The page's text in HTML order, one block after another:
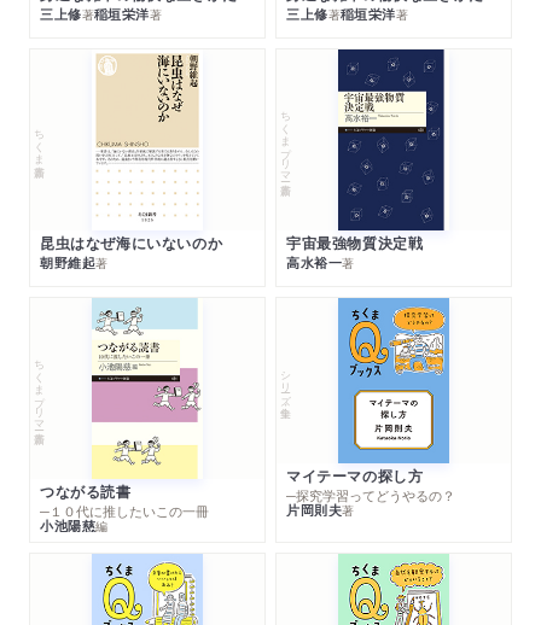
三上修著稲垣栄洋著 三上修著稲垣栄洋著
ちくま新書
昆虫はなぜ海にいないのか
朝野維起著
ちくまプリマー新書
宇宙最強物質決定戦
高水裕一著
ちくまプリマー新書
つながる読書
─１０代に推したいこの一冊
小池陽慈編
シリーズ・全集
マイテーマの探し方
─探究学習ってどうやるの？
片岡則夫著